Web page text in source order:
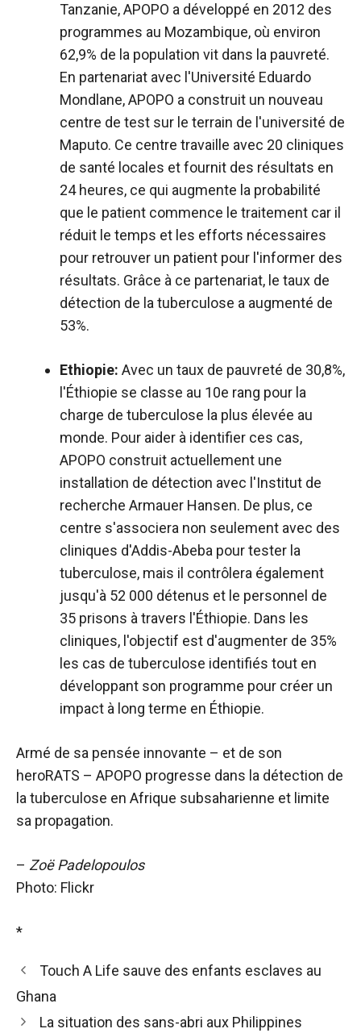
Tanzanie, APOPO a développé en 2012 des
programmes au Mozambique, où environ
62,9% de la population vit dans la pauvreté.
En partenariat avec l'Université Eduardo
Mondlane, APOPO a construit un nouveau
centre de test sur le terrain de l'université de
Maputo. Ce centre travaille avec 20 cliniques
de santé locales et fournit des résultats en
24 heures, ce qui augmente la probabilité
que le patient commence le traitement car il
réduit le temps et les efforts nécessaires
pour retrouver un patient pour l'informer des
résultats. Grâce à ce partenariat, le taux de
détection de la tuberculose a augmenté de
53%.
Ethiopie: Avec un taux de pauvreté de 30,8%,
l'Éthiopie se classe au 10e rang pour la
charge de tuberculose la plus élevée au
monde. Pour aider à identifier ces cas,
APOPO construit actuellement une
installation de détection avec l'Institut de
recherche Armauer Hansen. De plus, ce
centre s'associera non seulement avec des
cliniques d'Addis-Abeba pour tester la
tuberculose, mais il contrôlera également
jusqu'à 52 000 détenus et le personnel de
35 prisons à travers l'Éthiopie. Dans les
cliniques, l'objectif est d'augmenter de 35%
les cas de tuberculose identifiés tout en
développant son programme pour créer un
impact à long terme en Éthiopie.
Armé de sa pensée innovante – et de son
heroRATS – APOPO progresse dans la détection de
la tuberculose en Afrique subsaharienne et limite
sa propagation.
– Zoë Padelopoulos
Photo: Flickr
*
Touch A Life sauve des enfants esclaves au
Ghana
La situation des sans-abri aux Philippines